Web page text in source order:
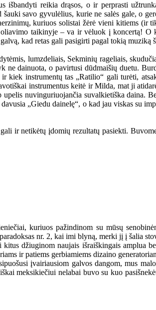
reikia drąsos, o ir perprasti
savo gyvulėlius, kurie ne salės gale, o
kuriuos solistai žėrė vieni kitiems (ir
taikinyje – va ir vėluok į koncertą! O
kad retas gali pasigirti pagal tokią muziką
lumzdeliais, Sekminių rageliais,
dainuota, o pavirtusi dūdmaišių duetu.
kiek instrumentų tas „Ratilio“ gali turėti,
instrumentus keitė ir Milda, mat ji
nuvinguriuojančia suvalkietiška daina.
„Giedu dainelę“, o kad jau viskas su
ir netikėtų įdomių rezultatų pasiekti.
kuriuos pažindinom su mūsų
nr. 2, kai imi blyną, merki jį į šalia
džiuginom naujais išraiškingais amplua
ir patiems gerbiamiems dizaino
įvairiausiom galvos dangom, mus
meksikiečiui nelabai buvo su kuo